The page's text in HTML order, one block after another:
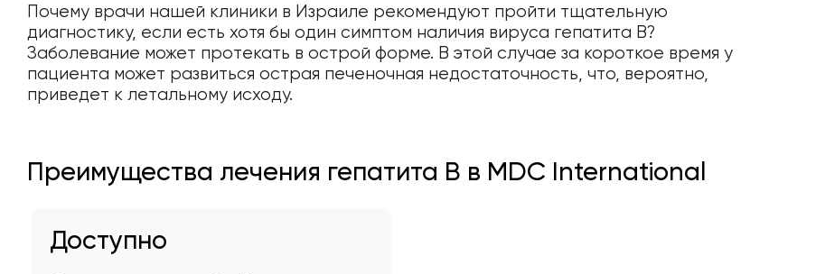
Почему врачи нашей клиники в Израиле рекомендуют пройти тщательную
диагностику, если есть хотя бы один симптом наличия вируса гепатита В?
Заболевание может протекать в острой форме. В этой случае за короткое время у
пациента может развиться острая печеночная недостаточность, что, вероятно,
приведет к летальному исходу.
Преимущества лечения гепатита B в MDC International
Доступно